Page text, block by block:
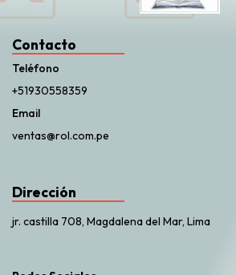
Contacto
Teléfono
+51930558359
Email
ventas@rol.com.pe
Dirección
jr. castilla 708, Magdalena del Mar, Lima